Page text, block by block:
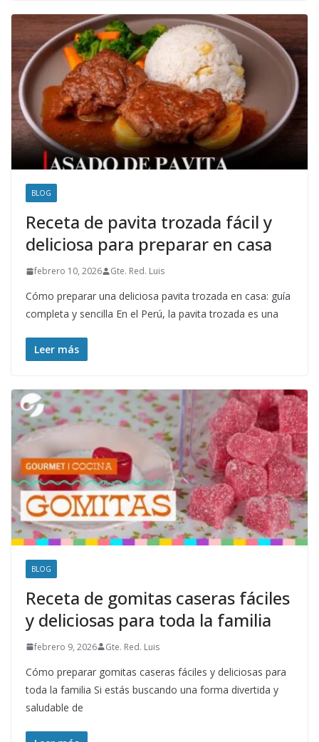
BLOG
Receta de pavita trozada fácil y
deliciosa para preparar en casa
febrero 10, 2026 Gte. Red. Luis
Cómo preparar una deliciosa pavita trozada en casa: guía
completa y sencilla En el Perú, la pavita trozada es una
Leer más
BLOG
Receta de gomitas caseras fáciles
y deliciosas para toda la familia
febrero 9, 2026 Gte. Red. Luis
Cómo preparar gomitas caseras fáciles y deliciosas para
toda la familia Si estás buscando una forma divertida y
saludable de